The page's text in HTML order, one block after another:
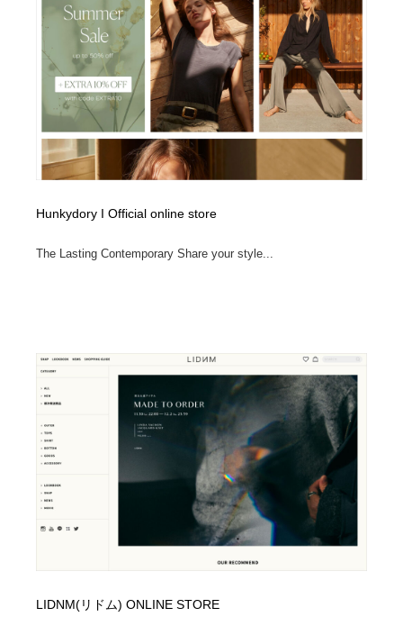
Hunkydory I Official online store
The Lasting Contemporary Share your style...
LIDNM(リドム) ONLINE STORE